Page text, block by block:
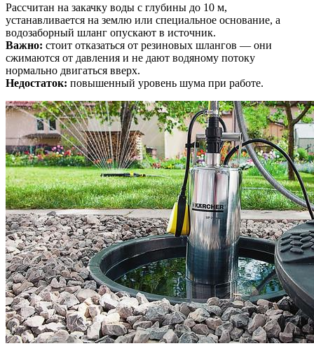
Рассчитан на закачку воды с глубины до 10 м,
устанавливается на землю или специальное основание, а
водозаборный шланг опускают в источник.
Важно: стоит отказаться от резиновых шлангов — они
сжимаются от давления и не дают водяному потоку
нормально двигаться вверх.
Недостаток: повышенный уровень шума при работе.